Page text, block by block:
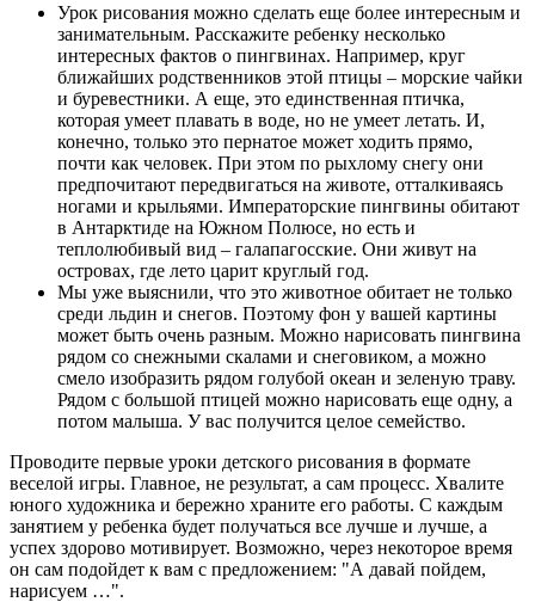
Урок рисования можно сделать еще более интересным и
занимательным. Расскажите ребенку несколько
интересных фактов о пингвинах. Например, круг
ближайших родственников этой птицы – морские чайки
и буревестники. А еще, это единственная птичка,
которая умеет плавать в воде, но не умеет летать. И,
конечно, только это пернатое может ходить прямо,
почти как человек. При этом по рыхлому снегу они
предпочитают передвигаться на животе, отталкиваясь
ногами и крыльями. Императорские пингвины обитают
в Антарктиде на Южном Полюсе, но есть и
теплолюбивый вид – галапагосские. Они живут на
островах, где лето царит круглый год.
Мы уже выяснили, что это животное обитает не только
среди льдин и снегов. Поэтому фон у вашей картины
может быть очень разным. Можно нарисовать пингвина
рядом со снежными скалами и снеговиком, а можно
смело изобразить рядом голубой океан и зеленую траву.
Рядом с большой птицей можно нарисовать еще одну, а
потом малыша. У вас получится целое семейство.
Проводите первые уроки детского рисования в формате
веселой игры. Главное, не результат, а сам процесс. Хвалите
юного художника и бережно храните его работы. С каждым
занятием у ребенка будет получаться все лучше и лучше, а
успех здорово мотивирует. Возможно, через некоторое время
он сам подойдет к вам с предложением: "А давай пойдем,
нарисуем …".